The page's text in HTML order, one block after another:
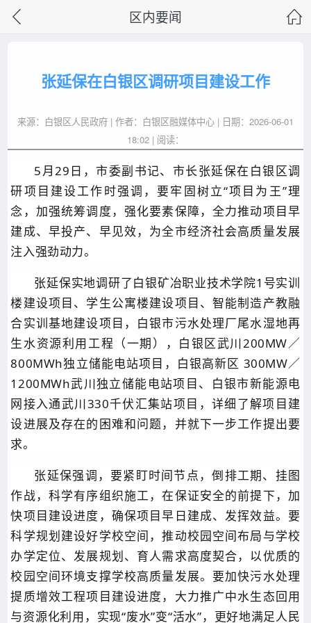
区内要闻
张延保在白银区调研项目建设工作
来源：白银区人民政府 | 作者：白银区融媒体中心 | 日期：2026-06-01
18:02 | 阅读：
5月29日，市委副书记、市长张延保在白银区调
研项目建设工作时强调，要牢固树立“项目为王”理
念，加强统筹调度，强化要素保障，全力推动项目早
建成、早投产、早见效，为全市经济社会高质量发展
注入强劲动力。
张延保实地调研了白银矿冶职业技术学院1号实训
楼建设项目、学生公寓楼建设项目、智能制造产教融
合实训基地建设项目，白银市污水处理厂尾水湿地再
生水资源利用工程（一期），白银区武川200MW／
800MWh独立储能电站项目，白银高新区 300MW／
1200MWh武川独立储能电站项目、白银市新能源电
网接入通武川330千伏汇集站项目，详细了解项目建
设进展及存在的困难和问题，并就下一步工作提出要
求。
张延保强调，要紧盯时间节点，倒排工期、挂图
作战，科学有序组织施工，在保证安全的前提下，加
快项目建设进度，确保项目早日建成、发挥效益。要
科学规划建设好学校空间，推动校园空间布局与学校
办学定位、发展规划、育人需求高度契合，以优质的
校园空间环境支撑学校高质量发展。要加快污水处理
提质增效工程项目建设进度，大力推广中水生态回用
与资源化利用，实现“废水”变“活水”，更好地满足人民